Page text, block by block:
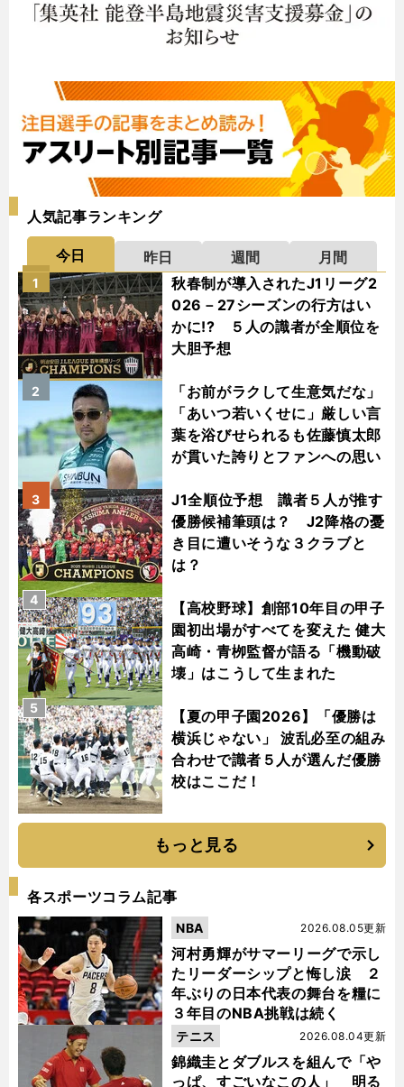
人気記事ランキング
今日 昨日 週間
月間
秋春制が導入されたJ1リーグ2
026－27シーズンの行方はい
かに!? ５人の識者が全順位を
大胆予想
1
「お前がラクして生意気だな」
「あいつ若いくせに」厳しい言
葉を浴びせられるも佐藤慎太郎
が貫いた誇りとファンへの思い
2
J1全順位予想 識者５人が推す
優勝候補筆頭は？ J2降格の憂
き目に遭いそうな３クラブと
は？
3
【高校野球】創部10年目の甲子
園初出場がすべてを変えた 健大
高崎・青栁監督が語る「機動破
壊」はこうして生まれた
4
【夏の甲子園2026】「優勝は
横浜じゃない」 波乱必至の組み
合わせで識者５人が選んだ優勝
校はここだ！
5
もっと見る
各スポーツコラム記事
河村勇輝がサマーリーグで示し
たリーダーシップと悔し涙 ２
年ぶりの日本代表の舞台を糧に
３年目のNBA挑戦は続く
2026.08.05更新
NBA
錦織圭とダブルスを組んで「や
っぱ、すごいなこの人」 明る
2026.08.04更新
テニス